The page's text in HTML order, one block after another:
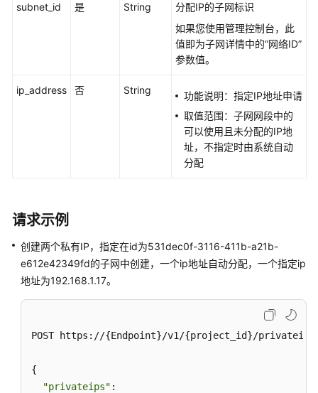
查
-
ListPrivateips
删
私
subnet_id 是 String
分配IP的子网标识
如果您使用管理控制台，此
值即为子网详情中的“网络ID”
参数值。
ip_address 否 String
功能说明：指定IP地址申请
取值范围：子网网段中的
可以使用且未分配的IP地
址，不指定时由系统自动
分配
请求示例
创建两个私有IP，指定在id为531dec0f-3116-411b-a21b-
e612e42349fd的子网中创建，一个ip地址自动分配，一个指定ip
地址为192.168.1.17。
POST https://{Endpoint}/v1/{project_id}/privateips
{
"privateips" :